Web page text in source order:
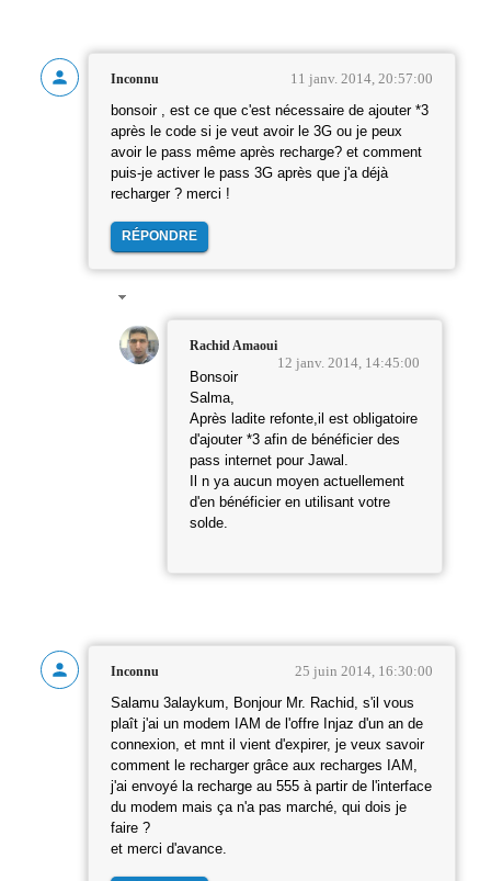
Inconnu 11 janv. 2014, 20:57:00
bonsoir , est ce que c'est nécessaire de ajouter *3
après le code si je veut avoir le 3G ou je peux
avoir le pass même après recharge? et comment
puis-je activer le pass 3G après que j'a déjà
recharger ? merci !
RÉPONDRE
Rachid Amaoui
12 janv. 2014, 14:45:00
Bonsoir
Salma,
Après ladite refonte,il est obligatoire
d'ajouter *3 afin de bénéficier des
pass internet pour Jawal.
Il n ya aucun moyen actuellement
d'en bénéficier en utilisant votre
solde.
Inconnu 25 juin 2014, 16:30:00
Salamu 3alaykum, Bonjour Mr. Rachid, s'il vous
plaît j'ai un modem IAM de l'offre Injaz d'un an de
connexion, et mnt il vient d'expirer, je veux savoir
comment le recharger grâce aux recharges IAM,
j'ai envoyé la recharge au 555 à partir de l'interface
du modem mais ça n'a pas marché, qui dois je
faire ?
et merci d'avance.